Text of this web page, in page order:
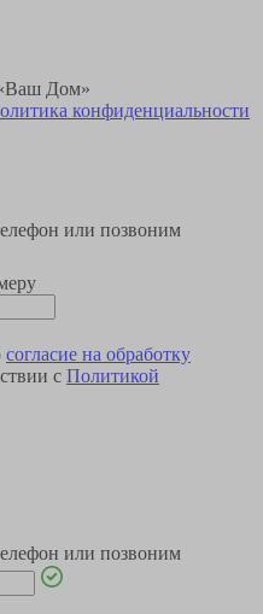
Дом»
конфиденциальности
или позвоним
согласие на обработку
с Политикой
или позвоним